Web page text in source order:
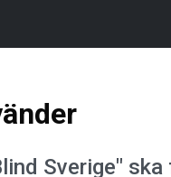
Sverige"